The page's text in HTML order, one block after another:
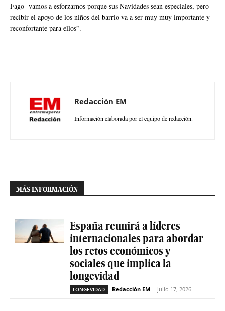
Fago- vamos a esforzarnos porque sus Navidades sean especiales, pero
recibir el apoyo de los niños del barrio va a ser muy muy importante y
reconfortante para ellos”.
Redacción EM
Información elaborada por el equipo de redacción.
MÁS INFORMACIÓN
España reunirá a líderes
internacionales para abordar
los retos económicos y
sociales que implica la
longevidad
LONGEVIDAD Redacción EM - julio 17, 2026